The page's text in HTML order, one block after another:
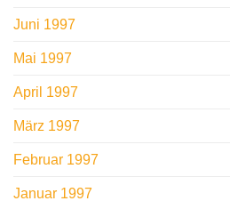
Juni 1997
Mai 1997
April 1997
März 1997
Februar 1997
Januar 1997